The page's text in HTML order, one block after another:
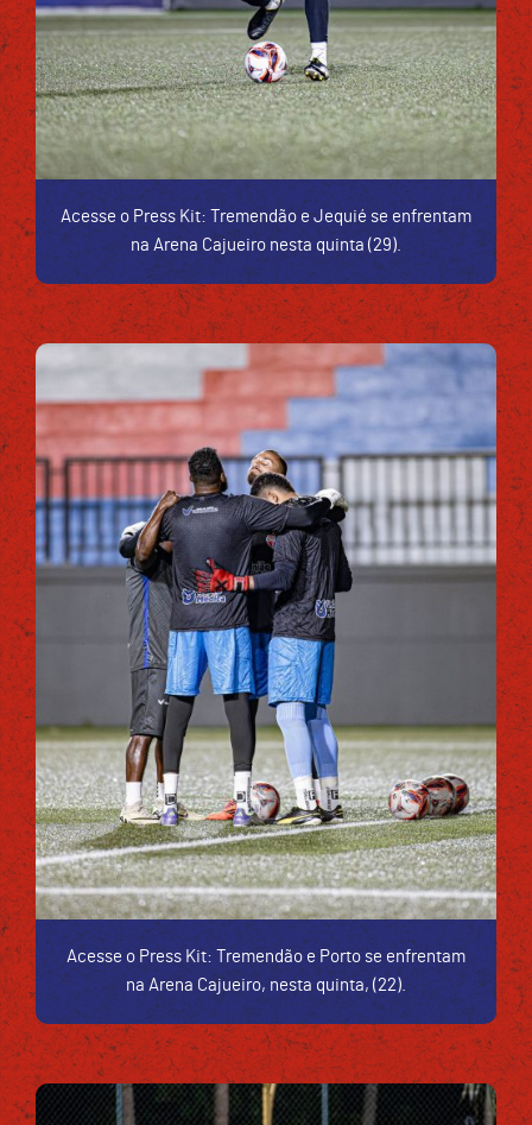
Acesse o Press Kit: Tremendão e Jequié se enfrentam
na Arena Cajueiro nesta quinta (29).
Acesse o Press Kit: Tremendão e Porto se enfrentam
na Arena Cajueiro, nesta quinta, (22).